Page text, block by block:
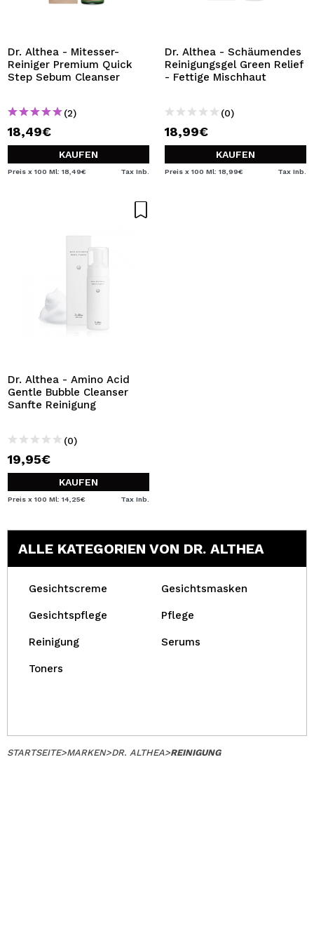
Dr. Althea - Mitesser-
Reiniger Premium Quick
Step Sebum Cleanser
(2)
18,49€
KAUFEN
Preis x 100 Ml: 18,49€ Tax Inb.
Dr. Althea - Schäumendes
Reinigungsgel Green Relief
- Fettige Mischhaut
(0)
18,99€
KAUFEN
Preis x 100 Ml: 18,99€ Tax Inb.
Dr. Althea - Amino Acid
Gentle Bubble Cleanser
Sanfte Reinigung
(0)
19,95€
KAUFEN
Preis x 100 Ml: 14,25€ Tax Inb.
ALLE KATEGORIEN VON DR. ALTHEA
Gesichtscreme Gesichtsmasken
Gesichtspflege Pflege
Reinigung Serums
Toners
STARTSEITE>MARKEN>DR. ALTHEA>REINIGUNG